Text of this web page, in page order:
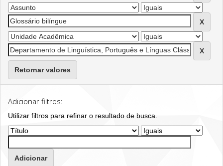
Retornar valores
Adicionar filtros:
Utilizar filtros para refinar o resultado de busca.